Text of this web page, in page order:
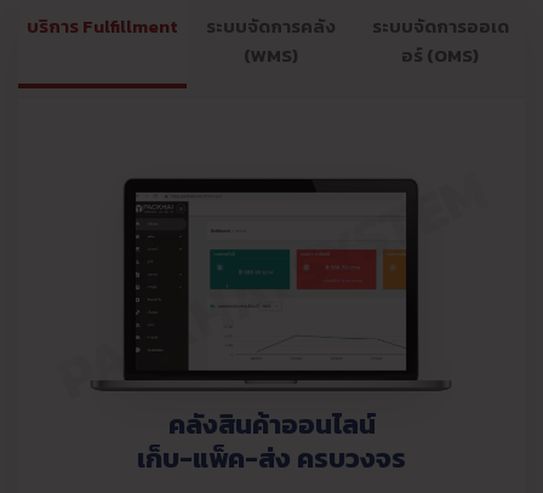
บริการ Fulfillment
ระบบจัดการคลัง
(WMS)
ระบบจัดการออเด
อร์ (OMS)
คลังสินค้าออนไลน์
เก็บ-แพ็ค-ส่ง ครบวงจร
PACKHAI SYSTEM